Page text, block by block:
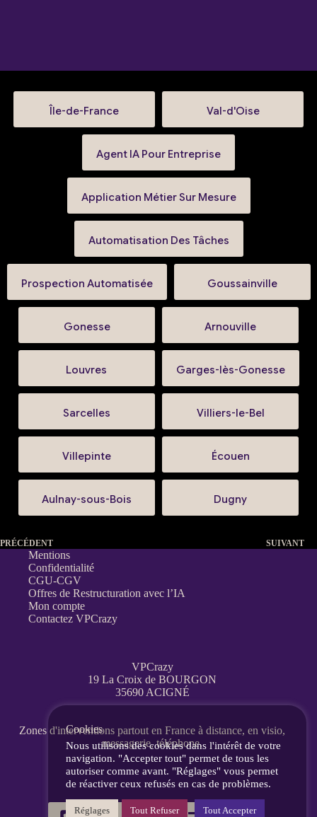
Île-de-France Val-d'Oise
Agent IA Pour Entreprise
Application Métier Sur Mesure
Automatisation Des Tâches
Prospection Automatisée Goussainville
Gonesse Arnouville
Louvres Garges-lès-Gonesse
Sarcelles Villiers-le-Bel
Villepinte Écouen
Aulnay-sous-Bois Dugny
PRÉCÉDENT SUIVANT
Mentions
Confidentialité
CGU-CGV
Offres de Restructuration avec l’IA
Mon compte
Contactez VPCrazy
VPCrazy
19 La Croix de BOURGON
35690 ACIGNÉ
Zones d'interventions partout en France à distance, en visio,
messagerie, téléphone.
Cookies
Nous utilisons des cookies dans l'intérêt de votre
navigation. "Accepter tout" permet de tous les
autoriser comme avant. "Réglages" vous permet
de réactiver ceux refusés en cas de problèmes.
Réglages Tout Refuser Tout Accepter